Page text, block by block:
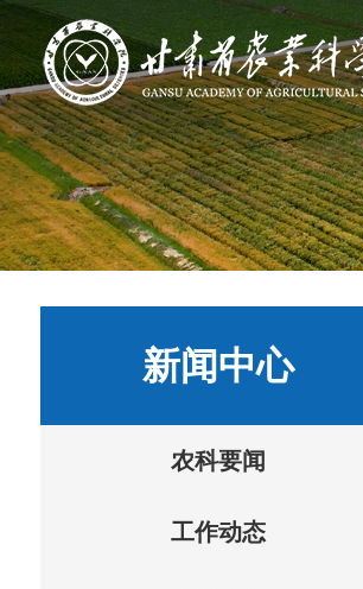
新闻中心
农科要闻
工作动态